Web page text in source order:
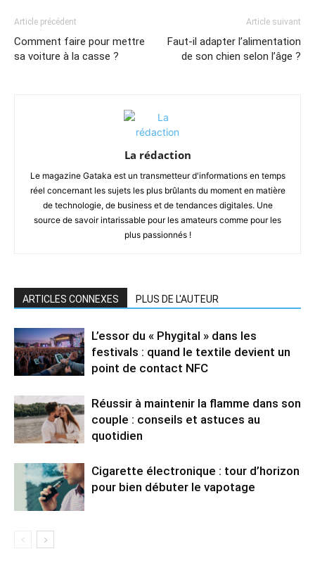
Article précédent
Comment faire pour mettre
sa voiture à la casse ?
Article suivant
Faut-il adapter l’alimentation
de son chien selon l’âge ?
La rédaction
Le magazine Gataka est un transmetteur d'informations en temps
réel concernant les sujets les plus brûlants du moment en matière
de technologie, de business et de tendances digitales. Une
source de savoir intarissable pour les amateurs comme pour les
plus passionnés !
ARTICLES CONNEXES PLUS DE L'AUTEUR
L’essor du « Phygital » dans les
festivals : quand le textile devient un
point de contact NFC
Réussir à maintenir la flamme dans son
couple : conseils et astuces au
quotidien
Cigarette électronique : tour d’horizon
pour bien débuter le vapotage